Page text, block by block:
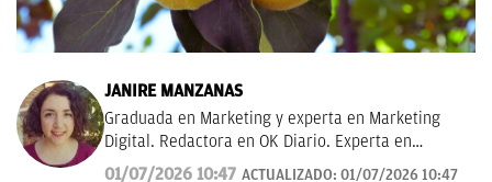
JANIRE MANZANAS
Graduada en Marketing y experta en Marketing
Digital. Redactora en OK Diario. Experta en
curiosidades, mascotas, consumo y Lotería de
01/07/2026 10:47 ACTUALIZADO: 01/07/2026 10:47